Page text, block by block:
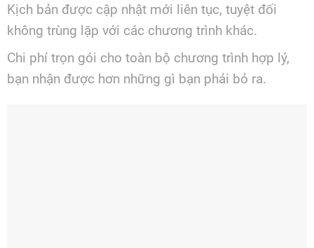
Kịch bản được cập nhật mới liên tục, tuyệt đối
không trùng lặp với các chương trình khác.
Chi phí trọn gói cho toàn bộ chương trình hợp lý,
bạn nhận được hơn những gì bạn phải bỏ ra.